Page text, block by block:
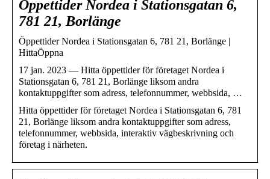
Öppettider Nordea i Stationsgatan 6,
781 21, Borlänge
Öppettider Nordea i Stationsgatan 6, 781 21, Borlänge |
HittaÖppna
17 jan. 2023 — Hitta öppettider för företaget Nordea i
Stationsgatan 6, 781 21, Borlänge liksom andra
kontaktuppgifter som adress, telefonnummer, webbsida, …
Hitta öppettider för företaget Nordea i Stationsgatan 6, 781
21, Borlänge liksom andra kontaktuppgifter som adress,
telefonnummer, webbsida, interaktiv vägbeskrivning och
företag i närheten.